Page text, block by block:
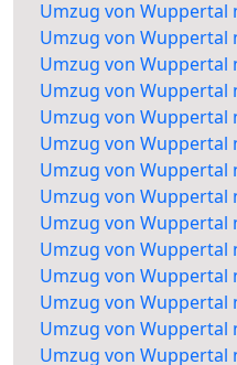
Umzug von Wuppertal
Umzug von Wuppertal
Umzug von Wuppertal
Umzug von Wuppertal
Umzug von Wuppertal
Umzug von Wuppertal
Umzug von Wuppertal
Umzug von Wuppertal
Umzug von Wuppertal
Umzug von Wuppertal
Umzug von Wuppertal
Umzug von Wuppertal
Umzug von Wuppertal
Umzug von Wuppertal